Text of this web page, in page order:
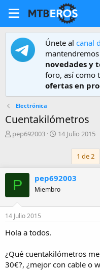
Únete al canal
novedades y
foro, así como
ofertas en
Electrónica
Cuentakilómetros
A
pep692003
F
d
e
n
14 Julio 2015
1 de 2
P pep692003
Miembro
14 Julio 2015
Hola a todos.
¿Qué cuentakilómetros
30€?, ¿mejor con cable o